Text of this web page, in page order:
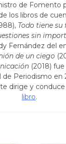
de Fomento
los libros de
Todo tiene su
sin
Fernández del
de un ciego
(2018) fue
de Periodismo en
dirige y conduce
libro.